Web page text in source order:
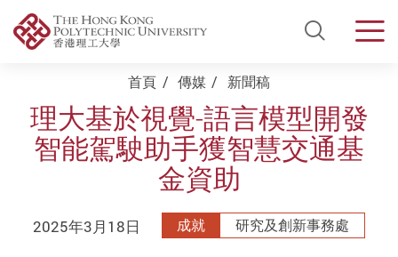
Open
Start main content首頁 傳媒 新聞稿
理大基於視覺-語言模型開發
智能駕駛助手獲智慧交通基
金資助
2025年3月18日 成就 研究及創新事務處